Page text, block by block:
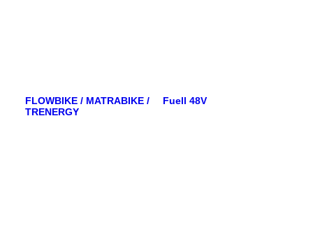
FLOWBIKE / MATRABIKE /
TRENERGY
Fuell 48V